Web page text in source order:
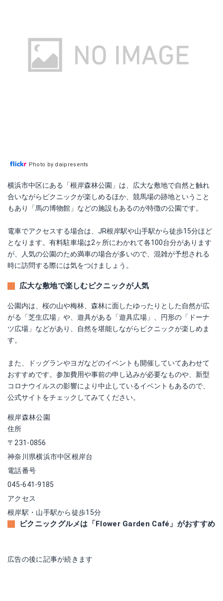
Photo by daipresents
横浜市中区にある「根岸森林公園」は、広大な敷地で自然と触れ
合いながらピクニックが楽しめるほか、競馬場の跡地ということ
もあり「馬の博物館」などの施設もあるのが特徴の公園です。
電車でアクセスする場合は、JR根岸駅や山手駅から徒歩15分ほど
となります。有料駐車場は2ヶ所にわかれて各100台分があります
が、人気の公園のため満車の場合が多いので、混雑が予想される
時に訪問する際には気をつけましょう。
広大な敷地で楽しむピクニックが人気
公園内は、桜の山や梅林、森林に面したゆったりとした自然が広
がる「芝生広場」や、遊具がある「遊具広場」、円形の「ドーナ
ツ広場」などがあり、自然を堪能しながらピクニックが楽しめま
す。
また、ドッグランやヨガなどのイベントも開催していてあわせて
おすすめです。参加費用や事前の申し込みが必要なものや、新型
コロナウイルスの影響により中止しているイベントもあるので、
公式サイトをチェックしてみてください。
根岸森林公園
住所
〒231-0856
神奈川県横浜市中区根岸台
電話番号
045-641-9185
アクセス
根岸駅・山手駅から徒歩15分
ピクニックグルメは「Flower Garden Café」がおすすめ
広告の後に記事が続きます